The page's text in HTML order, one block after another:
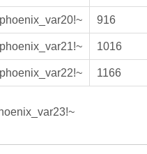
916
1016
1166